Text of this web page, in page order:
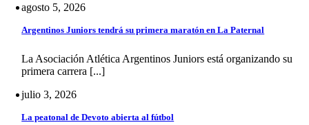
agosto 5, 2026
Argentinos Juniors tendrá su primera maratón en La Paternal
La Asociación Atlética Argentinos Juniors está organizando su
primera carrera [...]
julio 3, 2026
La peatonal de Devoto abierta al fútbol